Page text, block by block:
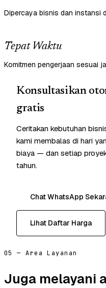
Dipercaya bisnis dan instansi
Tepat Waktu
Komitmen pengerjaan sesuai
Konsultasikan
gratis
Ceritakan kebutuhan
kami membalas di hari
biaya — dan setiap
tahun.
Chat WhatsApp
Lihat Daftar Harga
05 — Area Layanan
Juga melayani